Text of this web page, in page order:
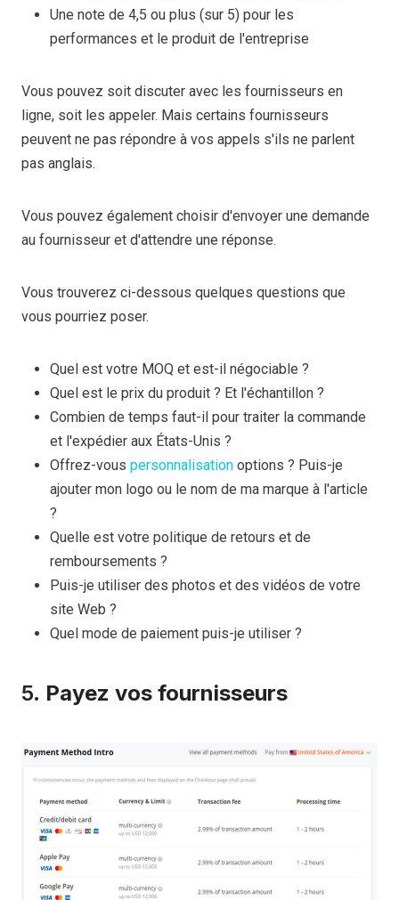
Une note de 4,5 ou plus (sur 5) pour les
performances et le produit de l'entreprise
Vous pouvez soit discuter avec les fournisseurs en
ligne, soit les appeler. Mais certains fournisseurs
peuvent ne pas répondre à vos appels s'ils ne parlent
pas anglais.
Vous pouvez également choisir d'envoyer une demande
au fournisseur et d'attendre une réponse.
Vous trouverez ci-dessous quelques questions que
vous pourriez poser.
Quel est votre MOQ et est-il négociable ?
Quel est le prix du produit ? Et l'échantillon ?
Combien de temps faut-il pour traiter la commande
et l'expédier aux États-Unis ?
Offrez-vous personnalisation options ? Puis-je
ajouter mon logo ou le nom de ma marque à l'article
?
Quelle est votre politique de retours et de
remboursements ?
Puis-je utiliser des photos et des vidéos de votre
site Web ?
Quel mode de paiement puis-je utiliser ?
5. Payez vos fournisseurs